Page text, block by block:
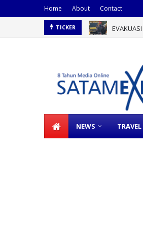
Home About Contact
TICKER
NEWS TRAVEL